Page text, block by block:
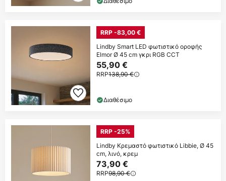
RRP -83,00 €
Lindby Smart LED φωτιστικό οροφής
Elmor Ø 45 cm γκρι RGB CCT
55,90 €
RRP138,90 €
Διαθέσιμο
RRP -25%
Lindby Κρεμαστό φωτιστικό Libbie, Ø 45
cm, λινό, κρεμ
73,90 €
RRP98,90 €